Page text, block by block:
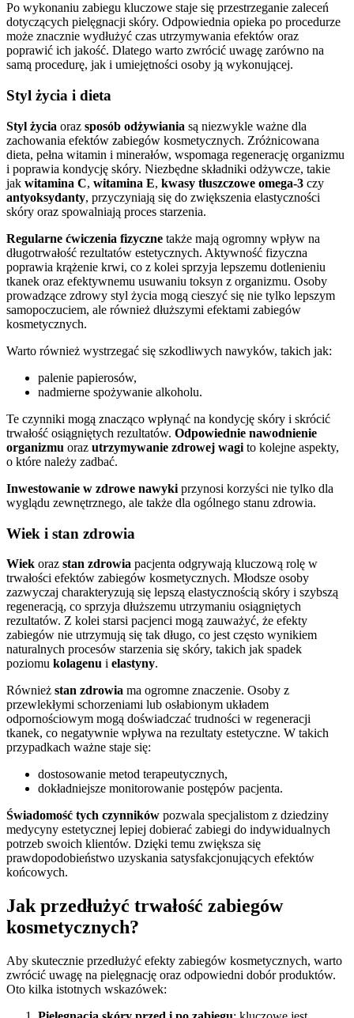
Po wykonaniu zabiegu kluczowe staje się przestrzeganie zaleceń
dotyczących pielęgnacji skóry. Odpowiednia opieka po procedurze
może znacznie wydłużyć czas utrzymywania efektów oraz
poprawić ich jakość. Dlatego warto zwrócić uwagę zarówno na
samą procedurę, jak i umiejętności osoby ją wykonującej.
Styl życia i dieta
Styl życia oraz sposób odżywiania są niezwykle ważne dla
zachowania efektów zabiegów kosmetycznych. Zróżnicowana
dieta, pełna witamin i minerałów, wspomaga regenerację organizmu
i poprawia kondycję skóry. Niezbędne składniki odżywcze, takie
jak witamina C, witamina E, kwasy tłuszczowe omega-3 czy
antyoksydanty, przyczyniają się do zwiększenia elastyczności
skóry oraz spowalniają proces starzenia.
Regularne ćwiczenia fizyczne także mają ogromny wpływ na
długotrwałość rezultatów estetycznych. Aktywność fizyczna
poprawia krążenie krwi, co z kolei sprzyja lepszemu dotlenieniu
tkanek oraz efektywnemu usuwaniu toksyn z organizmu. Osoby
prowadzące zdrowy styl życia mogą cieszyć się nie tylko lepszym
samopoczuciem, ale również dłuższymi efektami zabiegów
kosmetycznych.
Warto również wystrzegać się szkodliwych nawyków, takich jak:
palenie papierosów,
nadmierne spożywanie alkoholu.
Te czynniki mogą znacząco wpłynąć na kondycję skóry i skrócić
trwałość osiągniętych rezultatów. Odpowiednie nawodnienie
organizmu oraz utrzymywanie zdrowej wagi to kolejne aspekty,
o które należy zadbać.
Inwestowanie w zdrowe nawyki przynosi korzyści nie tylko dla
wyglądu zewnętrznego, ale także dla ogólnego stanu zdrowia.
Wiek i stan zdrowia
Wiek oraz stan zdrowia pacjenta odgrywają kluczową rolę w
trwałości efektów zabiegów kosmetycznych. Młodsze osoby
zazwyczaj charakteryzują się lepszą elastycznością skóry i szybszą
regeneracją, co sprzyja dłuższemu utrzymaniu osiągniętych
rezultatów. Z kolei starsi pacjenci mogą zauważyć, że efekty
zabiegów nie utrzymują się tak długo, co jest często wynikiem
naturalnych procesów starzenia się skóry, takich jak spadek
poziomu kolagenu i elastyny.
Również stan zdrowia ma ogromne znaczenie. Osoby z
przewlekłymi schorzeniami lub osłabionym układem
odpornościowym mogą doświadczać trudności w regeneracji
tkanek, co negatywnie wpływa na rezultaty estetyczne. W takich
przypadkach ważne staje się:
dostosowanie metod terapeutycznych,
dokładniejsze monitorowanie postępów pacjenta.
Świadomość tych czynników pozwala specjalistom z dziedziny
medycyny estetycznej lepiej dobierać zabiegi do indywidualnych
potrzeb swoich klientów. Dzięki temu zwiększa się
prawdopodobieństwo uzyskania satysfakcjonujących efektów
końcowych.
Jak przedłużyć trwałość zabiegów
kosmetycznych?
Aby skutecznie przedłużyć efekty zabiegów kosmetycznych, warto
zwrócić uwagę na pielęgnację oraz odpowiedni dobór produktów.
Oto kilka istotnych wskazówek: